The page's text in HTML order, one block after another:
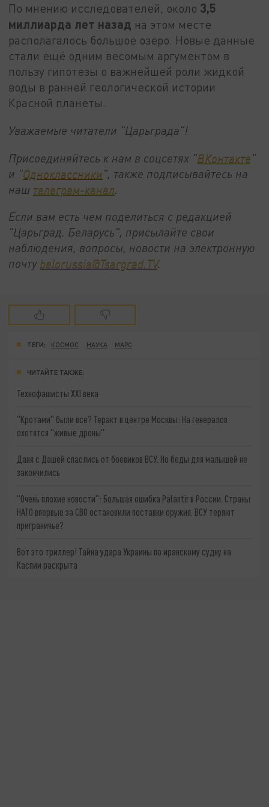
По мнению исследователей, около 3,5
миллиарда лет назад на этом месте
располагалось большое озеро. Новые данные
стали ещё одним весомым аргументом в
пользу гипотезы о важнейшей роли жидкой
воды в ранней геологической истории
Красной планеты.
Уважаемые читатели "Царьграда"!
Присоединяйтесь к нам в соцсетях "ВКонтакте"
и "Одноклассники", также подписывайтесь на
наш телеграм-канал.
Если вам есть чем поделиться с редакцией
"Царьград. Беларусь", присылайте свои
наблюдения, вопросы, новости на электронную
почту belorussia@Tsargrad.TV.
ТЕГИ: КОСМОС НАУКА МАРС
ЧИТАЙТЕ ТАКЖЕ:
Технофашисты XXI века
"Кротами" были все? Теракт в центре Москвы: На генералов
охотятся "живые дроны"
Даня с Дашей спаслись от боевиков ВСУ. Но беды для малышей не
закончились
"Очень плохие новости": Большая ошибка Palantir в России. Страны
НАТО впервые за СВО остановили поставки оружия. ВСУ теряют
приграничье?
Вот это триллер! Тайна удара Украины по иранскому судну на
Каспии раскрыта